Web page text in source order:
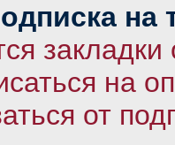
на
закладки
на
от